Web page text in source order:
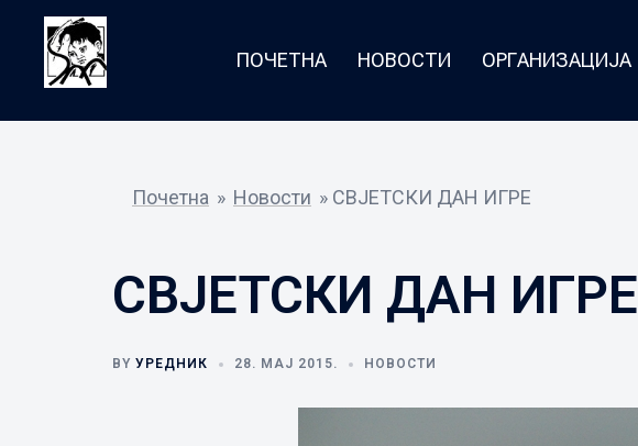
content
ПОЧЕТНА НОВОСТИ ОРГАНИЗАЦИЈА
Почетна » Новости » СВЈЕТСКИ ДАН ИГРЕ
СВЈЕТСКИ ДАН ИГРЕ
BY УРЕДНИК 28. МАЈ 2015. НОВОСТИ